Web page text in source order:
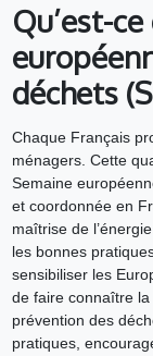
Qu’est-
déchets
Chaque Français
ménagers. Cette
Semaine
et coordonnée en
maîtrise de
les bonnes
sensibiliser les
de faire connaître la
prévention des
pratiques,